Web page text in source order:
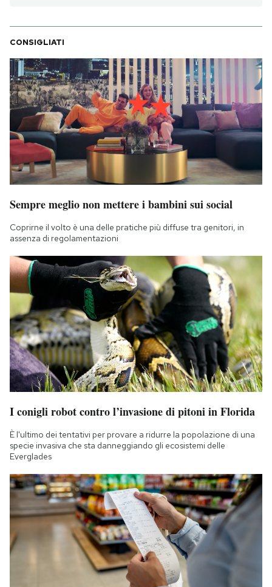
CONSIGLIATI
Sempre meglio non mettere i bambini sui social
Coprirne il volto è una delle pratiche più diffuse tra genitori, in
assenza di regolamentazioni
I conigli robot contro l’invasione di pitoni in Florida
È l'ultimo dei tentativi per provare a ridurre la popolazione di una
specie invasiva che sta danneggiando gli ecosistemi delle
Everglades